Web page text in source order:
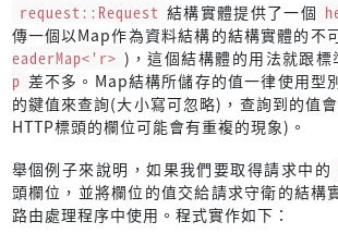
request::Request 結構實體提供了一個
傳一個以Map作為資料結構的結構實體的不
eaderMap<'r> )，這個結構體的用法就跟標
p 差不多。Map結構所儲存的值一律使用型
的鍵值來查詢(大小寫可忽略)，查詢到的值
HTTP標頭的欄位可能會有重複的現象)。
舉個例子來說明，如果我們要取得請求中的
頭欄位，並將欄位的值交給請求守衛的結構
路由處理程序中使用。程式實作如下：